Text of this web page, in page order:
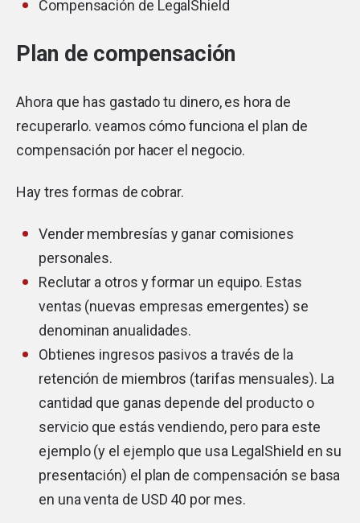
Compensación de LegalShield
Plan de compensación
Ahora que has gastado tu dinero, es hora de
recuperarlo. veamos cómo funciona el plan de
compensación por hacer el negocio.
Hay tres formas de cobrar.
Vender membresías y ganar comisiones
personales.
Reclutar a otros y formar un equipo. Estas
ventas (nuevas empresas emergentes) se
denominan anualidades.
Obtienes ingresos pasivos a través de la
retención de miembros (tarifas mensuales). La
cantidad que ganas depende del producto o
servicio que estás vendiendo, pero para este
ejemplo (y el ejemplo que usa LegalShield en su
presentación) el plan de compensación se basa
en una venta de USD 40 por mes.